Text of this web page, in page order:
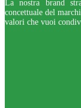
La nostra brand
concettuale del
valori che vuoi